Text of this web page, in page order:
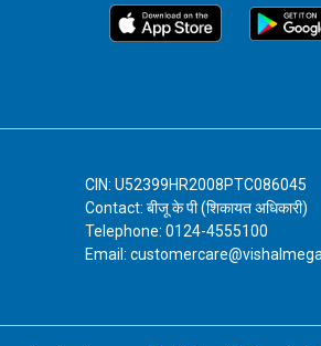
CIN: U52399HR2008PTC086045
Contact: बीजू के पी (शिकायत अधिकारी)
Telephone: 0124-4555100
Email: